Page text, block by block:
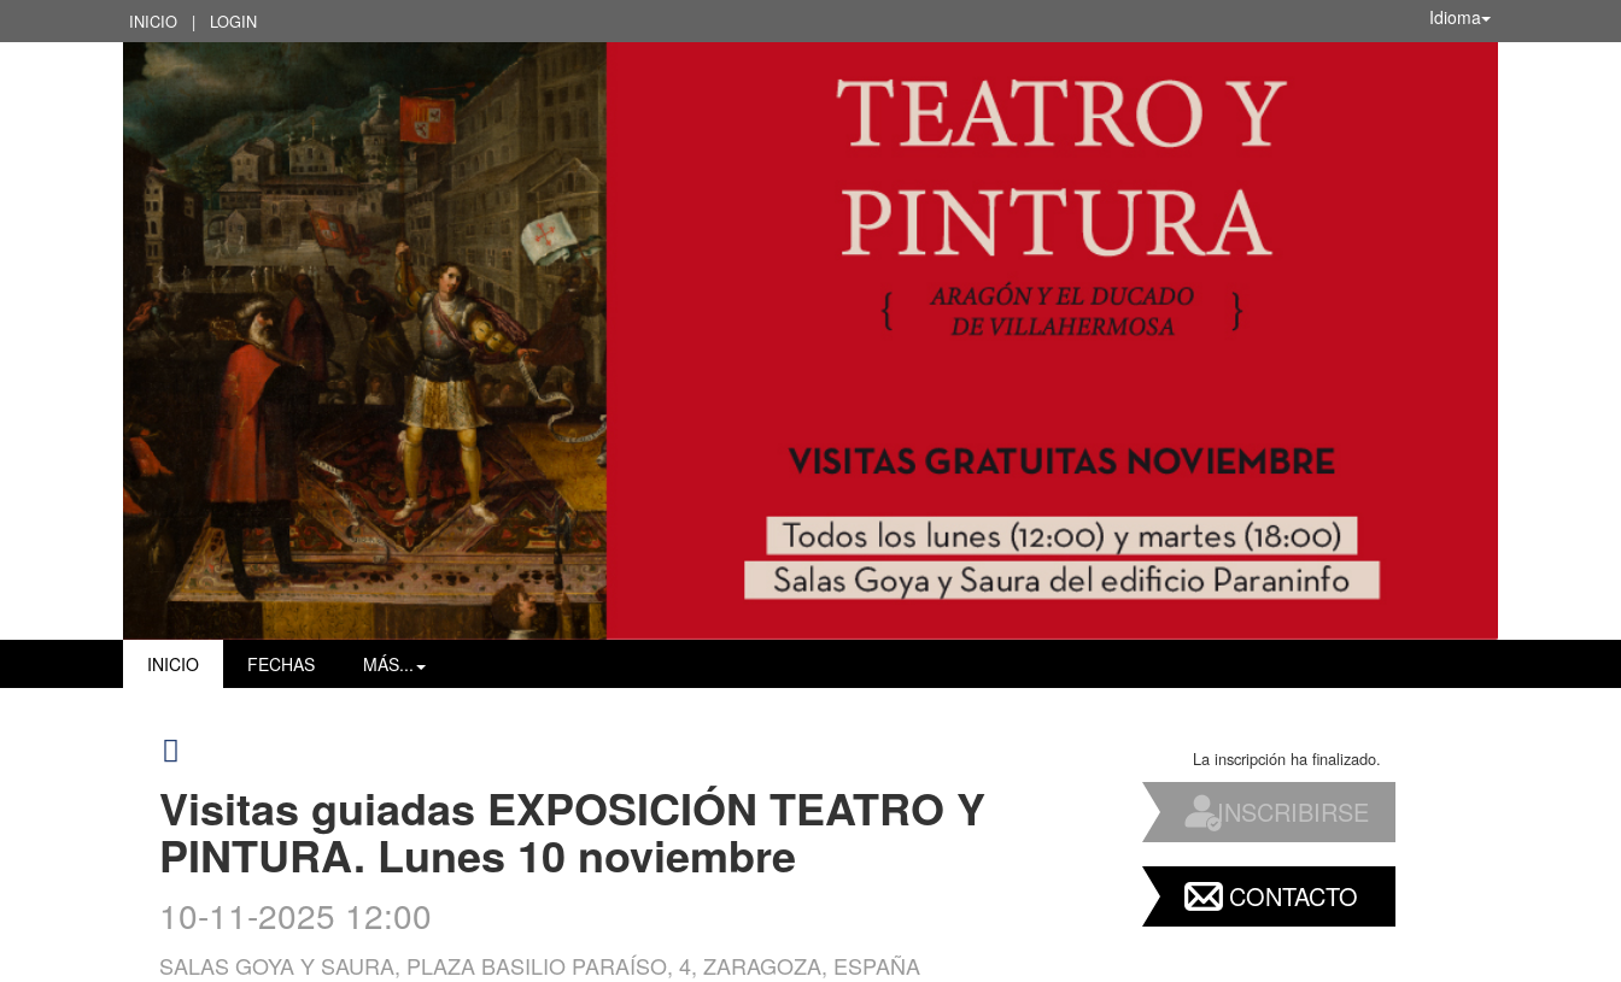
INICIO | LOGIN Idioma
INICIO FECHAS MÁS...
Visitas guiadas EXPOSICIÓN TEATRO Y
PINTURA. Lunes 10 noviembre
10-11-2025 12:00
SALAS GOYA Y SAURA, PLAZA BASILIO PARAÍSO, 4, ZARAGOZA, ESPAÑA
La inscripción ha finalizado.
INSCRIBIRSE
CONTACTO